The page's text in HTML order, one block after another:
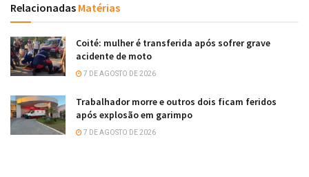
Relacionadas Matérias
Coité: mulher é transferida após sofrer grave
acidente de moto
7 DE AGOSTO DE 2026
Trabalhador morre e outros dois ficam feridos
após explosão em garimpo
7 DE AGOSTO DE 2026